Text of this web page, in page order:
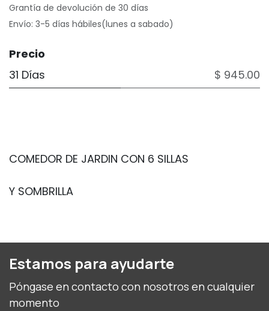
Grantía de devolución de 30 días
Envío: 3-5 días hábiles(lunes a sabado)
Precio
31 Días
$ 945.00
COMEDOR DE JARDIN CON 6 SILLAS
Y SOMBRILLA
Estamos para ayudarte
Póngase en contacto con nosotros en cualquier
momento